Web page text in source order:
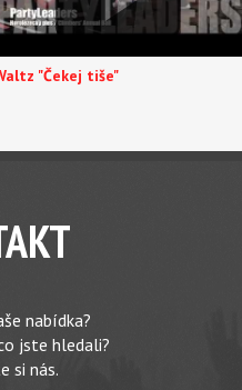
"Čekej tiše"
nabídka?
jste hledali?
si nás.